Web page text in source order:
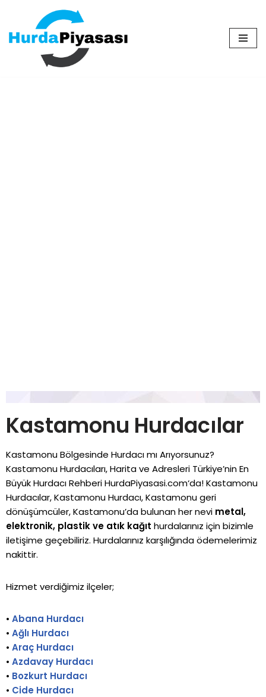
İçeriğe
geç
Kastamonu Hurdacılar
Kastamonu Bölgesinde Hurdacı mı Arıyorsunuz?
Kastamonu Hurdacıları, Harita ve Adresleri Türkiye’nin En
Büyük Hurdacı RehberiHurdaPiyasasi.com‘da! Kastamonu
Hurdacılar, Kastamonu Hurdacı, Kastamonu geri
dönüşümcüler, Kastamonu’da bulunan her nevi metal,
elektronik, plastik ve atık kağıt hurdalarınız için bizimle
iletişime geçebiliriz. Hurdalarınız karşılığında ödemelerimiz
nakittir.
Hizmet verdiğimiz ilçeler;
• Abana Hurdacı
• Ağlı Hurdacı
• Araç Hurdacı
• Azdavay Hurdacı
• Bozkurt Hurdacı
• Cide Hurdacı